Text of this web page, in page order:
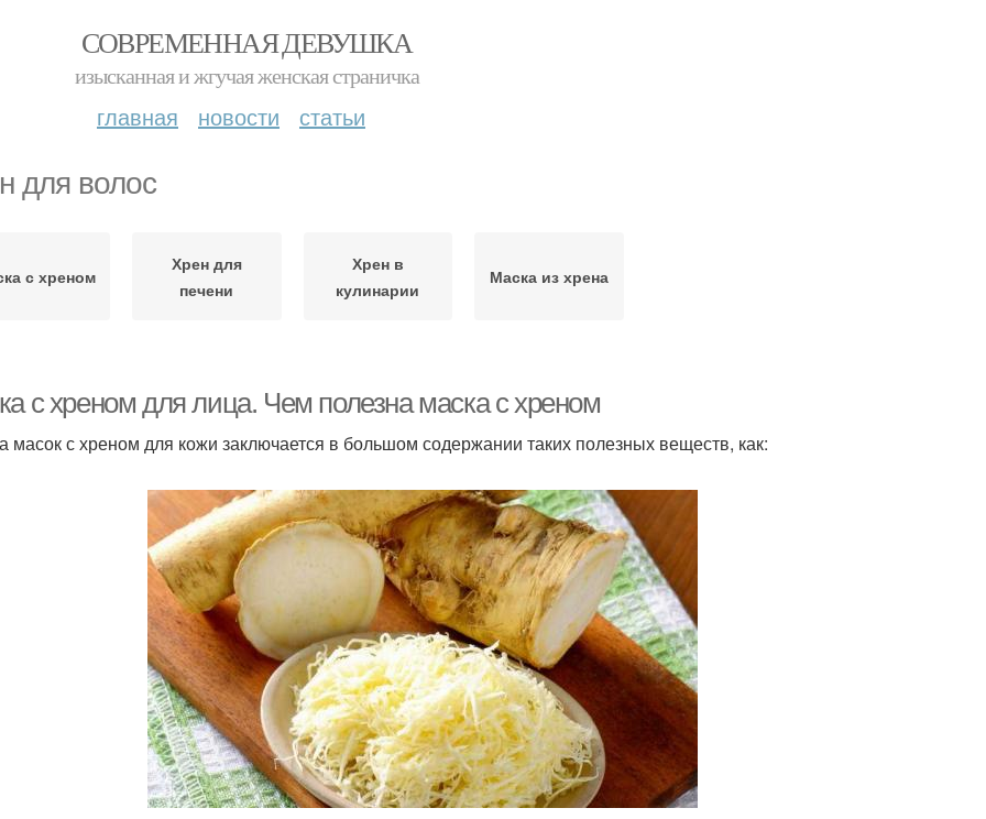
СОВРЕМЕННАЯ ДЕВУШКА
изысканная и жгучая женская страничка
главная новости статьи
для волос
с хреном
Хрен для
печени
Хрен в
кулинарии
Маска из хрена
с хреном для лица. Чем полезна маска с хреном
масок с хреном для кожи заключается в большом содержании таких полезных веществ, как: